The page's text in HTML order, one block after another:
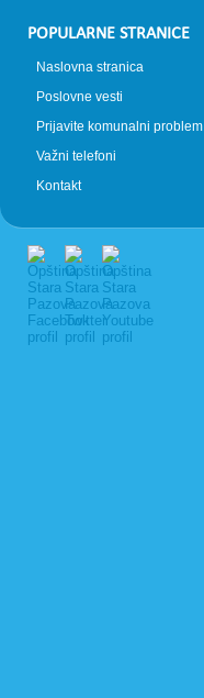
POPULARNE STRANICE
Naslovna stranica
Poslovne vesti
Prijavite komunalni problem
Važni telefoni
Kontakt